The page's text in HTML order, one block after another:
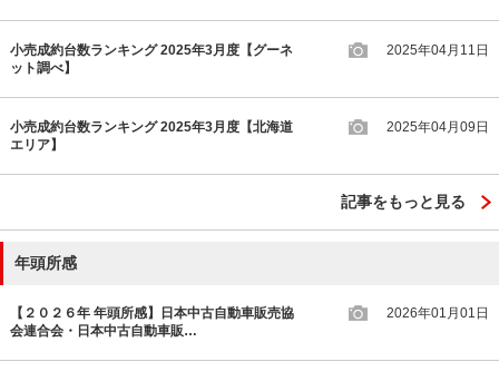
小売成約台数ランキング 2025年3月度【グーネ
ット調べ】
2025年04月11日
小売成約台数ランキング 2025年3月度【北海道
エリア】
2025年04月09日
記事をもっと見る
年頭所感
【２０２６年 年頭所感】日本中古自動車販売協
会連合会・日本中古自動車販…
2026年01月01日